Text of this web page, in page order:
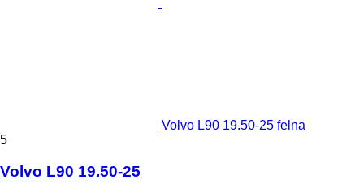
Volvo L90 19.50-25 felna
5
Volvo L90 19.50-25